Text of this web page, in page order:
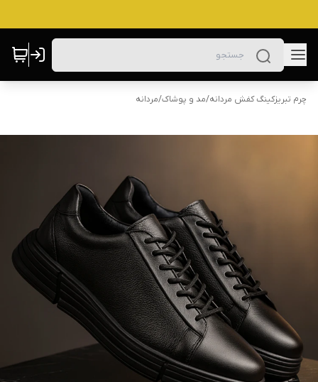
چرم تبریزکینگ کفش مردانه/مد و پوشاک/مردانه